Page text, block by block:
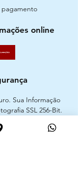
online
Sua Informação
SSL 256-Bit.
aceites